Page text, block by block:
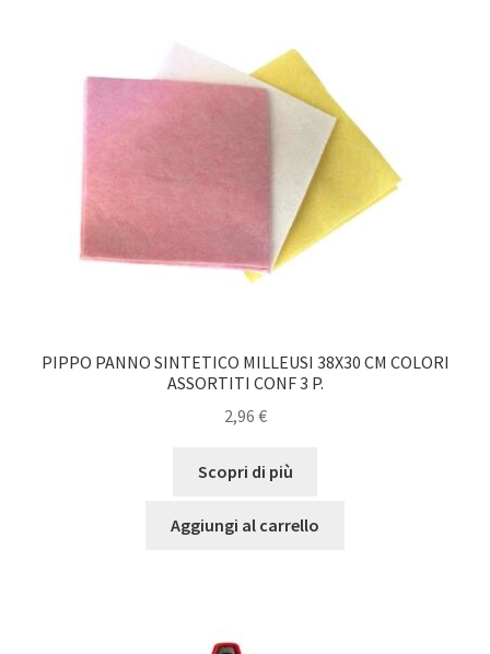
PIPPO PANNO SINTETICO MILLEUSI 38X30 CM COLORI
ASSORTITI CONF 3 P.
2,96 €
Scopri di più
Aggiungi al carrello